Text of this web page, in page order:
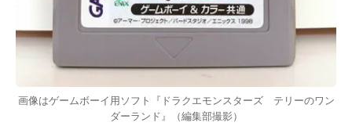
画像はゲームボーイ用ソフト『ドラクエモンスターズ テリーのワン
ダーランド』（編集部撮影）